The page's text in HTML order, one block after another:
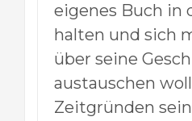
eigenes Buch in
halten und sich
über seine
austauschen
Zeitgründen